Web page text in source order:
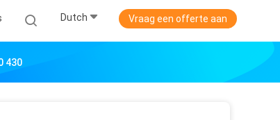
Dutch Vraag een offerte aan
430